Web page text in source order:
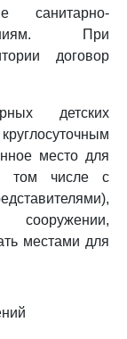
санитарно-
При
договор
детских
место для
том числе с
местами для